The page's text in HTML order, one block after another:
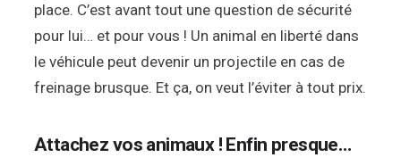
place. C’est avant tout une question de sécurité
pour lui… et pour vous ! Un animal en liberté dans
le véhicule peut devenir un projectile en cas de
freinage brusque. Et ça, on veut l’éviter à tout prix.
Attachez vos animaux ! Enfin presque…